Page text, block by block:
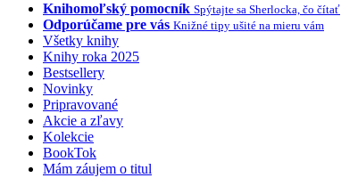
Knihomoľský pomocník Spýtajte sa Sherlocka, čo čítať
Odporúčame pre vás Knižné tipy ušité na mieru vám
Všetky knihy
Knihy roka 2025
Bestsellery
Novinky
Pripravované
Akcie a zľavy
Kolekcie
BookTok
Mám záujem o titul